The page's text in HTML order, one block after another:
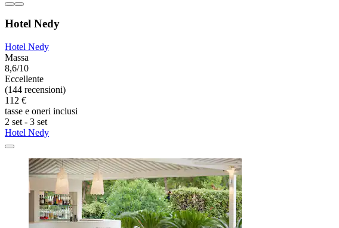
Hotel Nedy
Hotel Nedy
Massa
8,6/10
Eccellente
(144 recensioni)
112 €
tasse e oneri inclusi
2 set - 3 set
Hotel Nedy